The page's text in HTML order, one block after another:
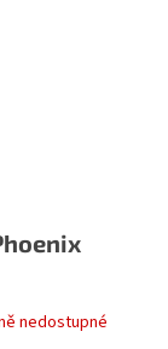
nedostupné